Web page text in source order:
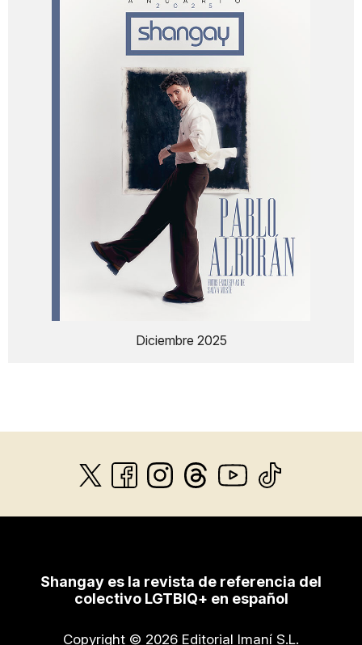
Diciembre 2025
Shangay es la revista de referencia del
colectivo LGTBIQ+ en español
Copyright © 2026 Editorial Imaní S.L.